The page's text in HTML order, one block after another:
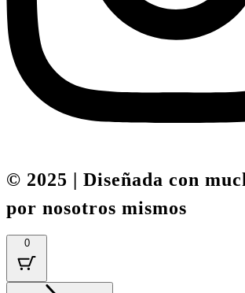
© 2025 | Diseñada con
por nosotros mismos
0